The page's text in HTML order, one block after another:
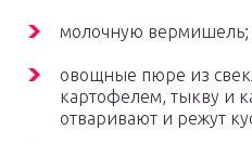
молочную вермишель;
овощные пюре из
картофелем, тыкву и
отваривают и режут